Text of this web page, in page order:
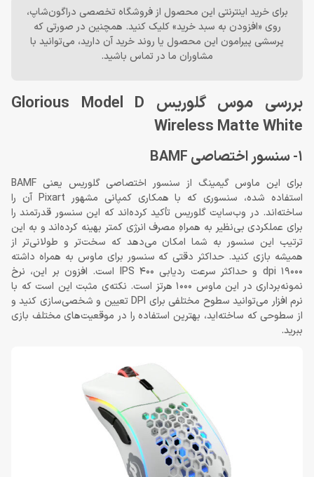
برای خرید اینترنتی این محصول از فروشگاه تخصصی دراگون‌شاپ،
روی «افزودن به سبد خرید» کلیک کنید. همچنین در صورتی که
پرسشی پیرامون این محصول یا روند خرید آن دارید، می‌توانید با
مشاوران ما در تماس باشید.
بررسی موس گلوریس Glorious Model D
Wireless Matte White
1- سنسور اختصاصی BAMF
برای این ماوس گیمینگ از سنسور اختصاصی گلوریس یعنی BAMF
استفاده شده، سنسوری که با همکاری کمپانی مشهور Pixart آن را
ساخته‌اند. در وب‌سایت گلوریس تأکید کرده‌اند که این سنسور قدرتمند را
برای عملکردی بی‌نظیر به همراهِ مصرف انرژی کمتر بهینه کرده‌اند و به این
ترتیب این سنسور به شما امکان می‌دهد که سخت‌تر و طولانی‌تر از
همیشه بازی کنید. حداکثر دقتی که سنسور برای ماوس به همراه داشته
19000 dpi و حداکثر سرعت ردیابی IPS 400 است. افزون بر این، نرخ
نمونه‌برداری در این ماوس 1000 هرتز است. نکته‌ی مثبت این است که با
نرم افزار می‌توانید سطوح مختلفی برای DPI تعیین و شخصی‌سازی کنید و
از سطوحی که ساخته‌اید، بهترین استفاده را در موقعیت‌های مختلف بازی
ببرید.